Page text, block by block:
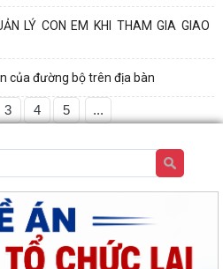
LÝ CON EM KHI THAM GIA GIAO
của đường bộ trên địa bàn
3 4 5 ...